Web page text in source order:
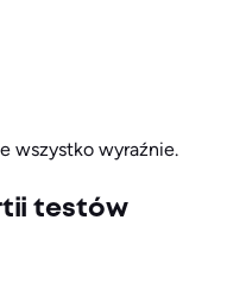
wszystko wyraźnie.
testów